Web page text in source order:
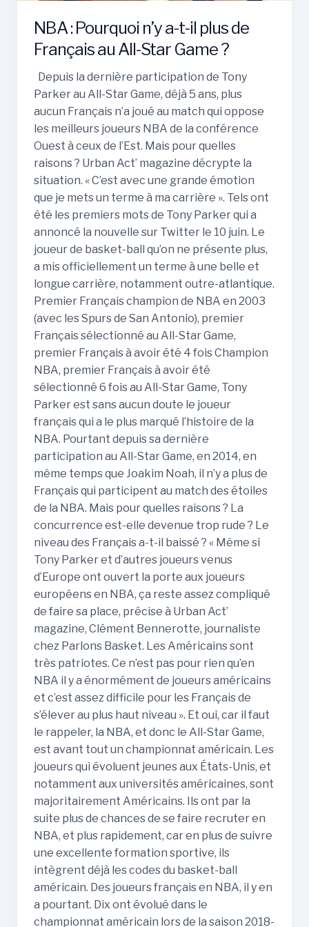
NBA : Pourquoi n’y a-t-il plus de
Français au All-Star Game ?
Depuis la dernière participation de Tony
Parker au All-Star Game, déjà 5 ans, plus
aucun Français n’a joué au match qui oppose
les meilleurs joueurs NBA de la conférence
Ouest à ceux de l’Est. Mais pour quelles
raisons ? Urban Act’ magazine décrypte la
situation. « C’est avec une grande émotion
que je mets un terme à ma carrière ». Tels ont
été les premiers mots de Tony Parker qui a
annoncé la nouvelle sur Twitter le 10 juin. Le
joueur de basket-ball qu’on ne présente plus,
a mis officiellement un terme à une belle et
longue carrière, notamment outre-atlantique.
Premier Français champion de NBA en 2003
(avec les Spurs de San Antonio), premier
Français sélectionné au All-Star Game,
premier Français à avoir été 4 fois Champion
NBA, premier Français à avoir été
sélectionné 6 fois au All-Star Game, Tony
Parker est sans aucun doute le joueur
français qui a le plus marqué l’histoire de la
NBA. Pourtant depuis sa dernière
participation au All-Star Game, en 2014, en
même temps que Joakim Noah, il n’y a plus de
Français qui participent au match des étoiles
de la NBA. Mais pour quelles raisons ? La
concurrence est-elle devenue trop rude ? Le
niveau des Français a-t-il baissé ? « Même si
Tony Parker et d’autres joueurs venus
d’Europe ont ouvert la porte aux joueurs
européens en NBA, ça reste assez compliqué
de faire sa place, précise à Urban Act’
magazine, Clément Bennerotte, journaliste
chez Parlons Basket. Les Américains sont
très patriotes. Ce n’est pas pour rien qu’en
NBA il y a énormément de joueurs américains
et c’est assez difficile pour les Français de
s’élever au plus haut niveau ». Et oui, car il faut
le rappeler, la NBA, et donc le All-Star Game,
est avant tout un championnat américain. Les
joueurs qui évoluent jeunes aux États-Unis, et
notamment aux universités américaines, sont
majoritairement Américains. Ils ont par la
suite plus de chances de se faire recruter en
NBA, et plus rapidement, car en plus de suivre
une excellente formation sportive, ils
intègrent déjà les codes du basket-ball
américain. Des joueurs français en NBA, il y en
a pourtant. Dix ont évolué dans le
championnat américain lors de la saison 2018-
au
All-
Game ?